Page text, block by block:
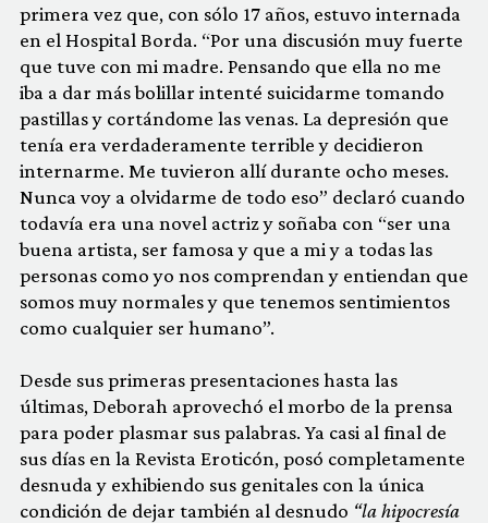
primera vez que, con sólo 17 años, estuvo internada
en el Hospital Borda. “Por una discusión muy fuerte
que tuve con mi madre. Pensando que ella no me
iba a dar más bolillar intenté suicidarme tomando
pastillas y cortándome las venas. La depresión que
tenía era verdaderamente terrible y decidieron
internarme. Me tuvieron allí durante ocho meses.
Nunca voy a olvidarme de todo eso” declaró cuando
todavía era una novel actriz y soñaba con “ser una
buena artista, ser famosa y que a mi y a todas las
personas como yo nos comprendan y entiendan que
somos muy normales y que tenemos sentimientos
como cualquier ser humano”.
Desde sus primeras presentaciones hasta las
últimas, Deborah aprovechó el morbo de la prensa
para poder plasmar sus palabras. Ya casi al final de
sus días en la Revista Eroticón, posó completamente
desnuda y exhibiendo sus genitales con la única
condición de dejar también al desnudo “la hipocresía